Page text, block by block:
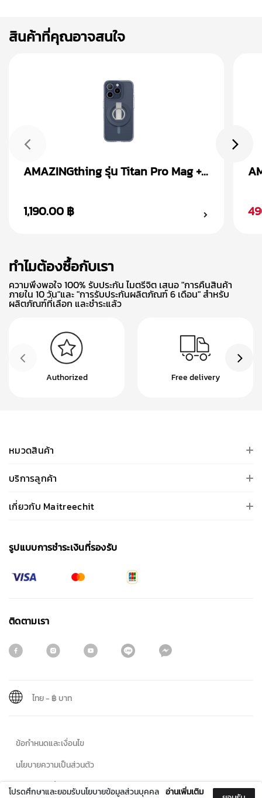
โปรดศึกษาและยอมรับนโยบายข้อมูลส่วนบุคคล อ่านเพิ่มเติม
สินค้าที่คุณอาจสนใจ
AMAZINGthing รุ่น Titan Pro Mag +
1,190.00 ฿
ทำไมต้องซื้อกับเรา
ความพึงพอใจ 100% รับประกัน ไมตรีจิต เสนอ "การคืนสินค้า
ภายใน 10 วัน"และ "การรับประกันผลิตภัณฑ์ 6 เดือน" สำหรับ
ผลิตภัณฑ์ที่เลือก และชำระแล้ว
Authorized Free delivery
หมวดสินค้า
บริการลูกค้า
เกี่ยวกับ Maitreechit
รูปแบบการชําระเงินที่รองรับ
ติดตามเรา
ข้อกำหนดและเงื่อนไข
นโยบายความเป็นส่วนตัว
นโยบายคุกกี้
ไทย- ฿ บาท
ชื่อ